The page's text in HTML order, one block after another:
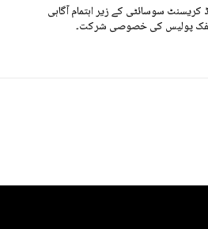
کریسنٹ سوسائٹی کے زیر اہتمام آگاہی
ٹریفک پولیس کی خصوصی شرکت۔